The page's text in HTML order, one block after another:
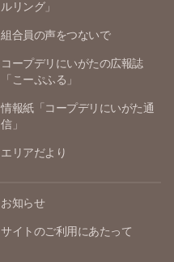
ルリング」
組合員の声をつないで
コープデリにいがたの広報誌
「こーぷふる」
情報紙「コープデリにいがた通
信」
エリアだより
お知らせ
サイトのご利用にあたって